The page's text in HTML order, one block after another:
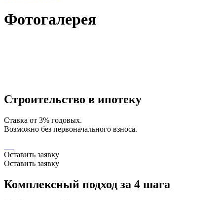
Фотогалерея
Строительство в ипотеку
Ставка от 3% годовых.
Возможно без первоначального взноса.
Оставить заявку
Оставить заявку
Комплексный подход за 4 шага